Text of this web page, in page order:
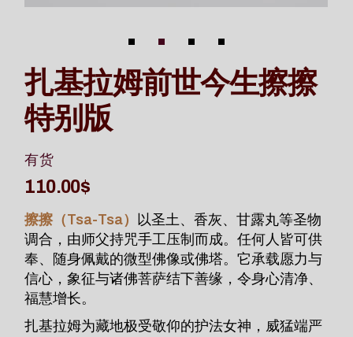
扎基拉姆前世今生擦擦
特别版
有货
110.00$
擦擦（Tsa-Tsa）
以圣土、香灰、甘露丸等圣物
调合，由师父持咒手工压制而成。任何人皆可供
奉、随身佩戴的微型佛像或佛塔。它承载愿力与
信心，象征与诸佛菩萨结下善缘，令身心清净、
福慧增长。
扎基拉姆为藏地极受敬仰的护法女神，威猛端严